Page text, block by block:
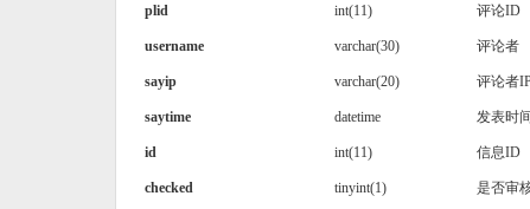
plid int(11) 评论ID
username varchar(30) 评论者
sayip varchar(20) 评论者
saytime datetime 发表时
id int(11) 信息ID
checked tinyint(1) 是否审